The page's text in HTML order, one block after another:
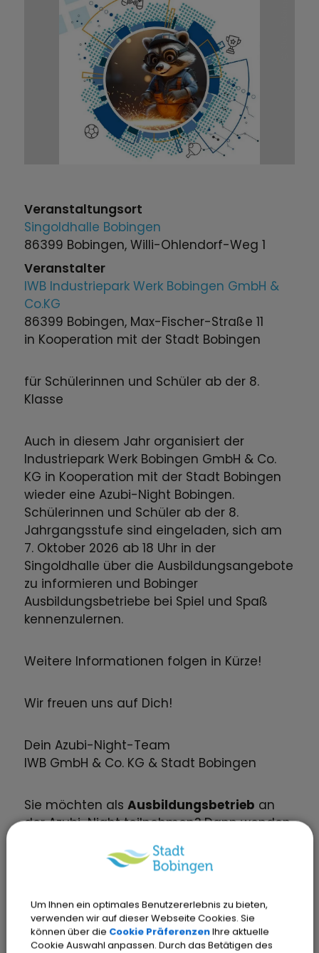
für Schülerinnen und Schüler ab der 8.
Klasse
Auch in diesem Jahr organisiert der
Industriepark Werk Bobingen GmbH & Co.
KG in Kooperation mit der Stadt Bobingen
wieder eine Azubi-Night Bobingen.
Schülerinnen und Schüler ab der 8.
Jahrgangsstufe sind eingeladen, sich am
7. Oktober 2026 ab 18 Uhr in der
Singoldhalle über die Ausbildungsangebote
zu informieren und Bobinger
Ausbildungsbetriebe bei Spiel und Spaß
kennenzulernen.
Weitere Informationen folgen in Kürze!
Wir freuen uns auf Dich!
Dein Azubi-Night-Team
IWB GmbH & Co. KG & Stadt Bobingen
Sie möchten alsAusbildungsbetrieb an
der Azubi-Night teilnehmen? Dann wenden
bis spätestens 15.08.2026
wirtschaftsfoerderung@bobingen.de
Veranstaltungsort
Singoldhalle Bobingen
86399 Bobingen, Willi-Ohlendorf-Weg 1
Veranstalter
IWB Industriepark Werk Bobingen GmbH &
Co.KG
86399 Bobingen, Max-Fischer-Straße 11
in Kooperation mit der Stadt Bobingen
Um Ihnen ein optimales Benutzererlebnis zu bieten,
verwenden wir auf dieser Webseite Cookies. Sie
können über die Cookie PräferenzenIhre aktuelle
Cookie Auswahl anpassen. Durch das Betätigen des